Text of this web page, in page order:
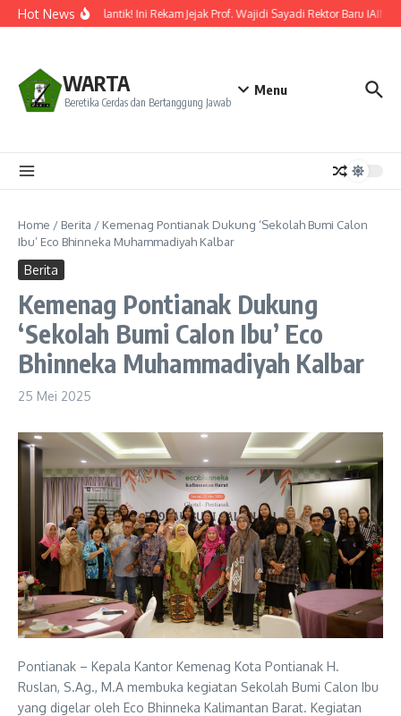
Lewati ke konten
Hot NewsResmi Dilantik! Ini Rekam Jejak Prof. Wajidi Sayadi Rektor Baru IAIN
WARTA
Beretika Cerdas dan Bertanggung Jawab
Menu
Home / Berita / Kemenag Pontianak Dukung ‘Sekolah Bumi Calon
Ibu’ Eco Bhinneka Muhammadiyah Kalbar
Berita
Kemenag Pontianak Dukung
‘Sekolah Bumi Calon Ibu’ Eco
Bhinneka Muhammadiyah Kalbar
25 Mei 2025
Pontianak – Kepala Kantor Kemenag Kota Pontianak H.
Ruslan, S.Ag., M.A membuka kegiatan Sekolah Bumi Calon Ibu
yang digelar oleh Eco Bhinneka Kalimantan Barat. Kegiatan